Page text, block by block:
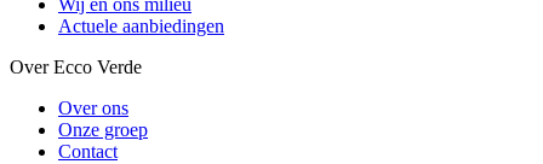
Wij en ons milieu
Actuele aanbiedingen
Over Ecco Verde
Over ons
Onze groep
Contact